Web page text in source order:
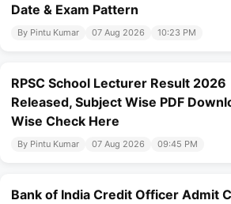
Date & Exam Pattern
By Pintu Kumar 07 Aug 2026 10:23 PM
RPSC School Lecturer Result 2026
Released, Subject Wise PDF
Wise Check Here
By Pintu Kumar 07 Aug 2026 09:45 PM
Bank of India Credit Officer Admit